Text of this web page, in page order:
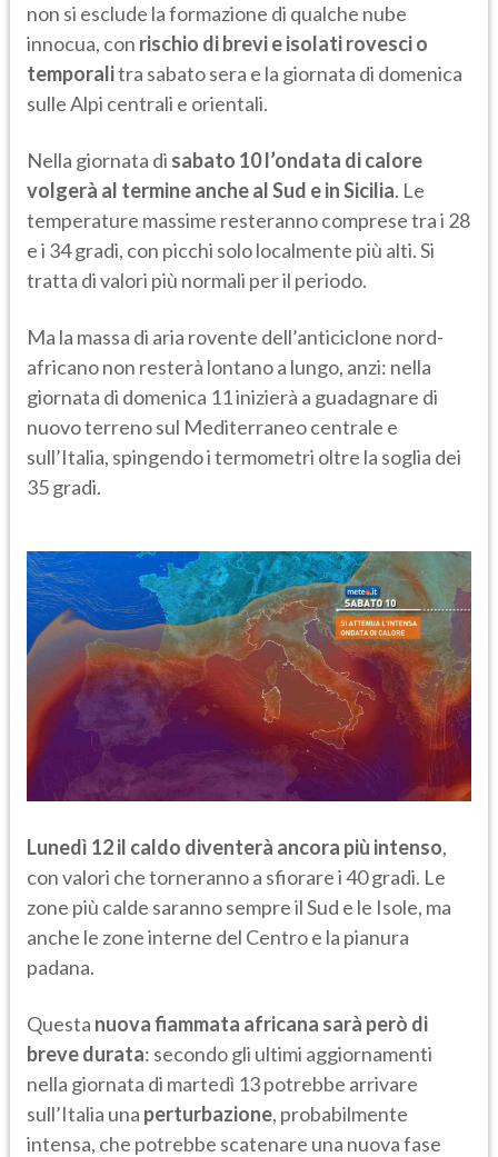
non si esclude la formazione di qualche nube
innocua, con rischio di brevi e isolati rovesci o
temporalitra sabato sera e la giornata di domenica
sulle Alpi centrali e orientali.
Nella giornata di sabato 10 l’ondata di calore
volgerà al termine anche al Sud e in Sicilia. Le
temperature massime resteranno comprese tra i 28
e i 34 gradi, con picchi solo localmente più alti. Si
tratta di valori più normali per il periodo.
Ma la massa di aria rovente dell’anticiclone nord-
africano non resterà lontano a lungo, anzi: nella
giornata di domenica 11 inizierà a guadagnare di
nuovo terreno sul Mediterraneo centrale e
sull’Italia, spingendo i termometri oltre la soglia dei
35 gradi.
Lunedì 12 il caldo diventerà ancora più intenso,
con valori che torneranno a sfiorare i 40 gradi. Le
zone più calde saranno sempre il Sud e le Isole, ma
anche le zone interne del Centro e la pianura
padana.
Questa nuova fiammata africana sarà però di
breve durata: secondo gli ultimi aggiornamenti
nella giornata di martedì 13 potrebbe arrivare
sull’Italia una perturbazione, probabilmente
intensa, che potrebbe scatenare una nuova fase